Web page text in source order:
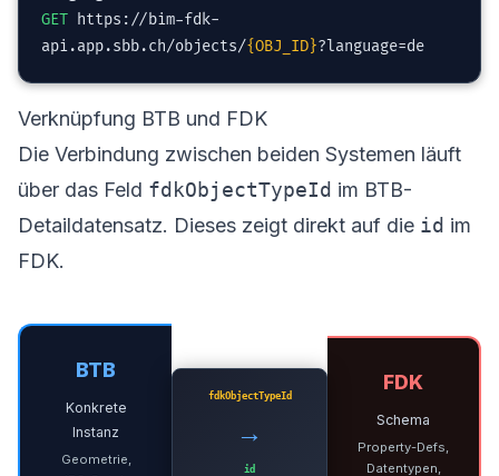
GET https://bim-fdk-
api.app.sbb.ch/objects/{OBJ_ID}?language=de
Verknüpfung BTB und FDK
Die Verbindung zwischen beiden Systemen läuft
über das Feld fdkObjectTypeId im BTB-
Detaildatensatz. Dieses zeigt direkt auf die id im
FDK.
BTB
Konkrete
Instanz
Geometrie,
fdkObjectTypeId
→
id
FDK
Schema
Property-Defs,
Datentypen,